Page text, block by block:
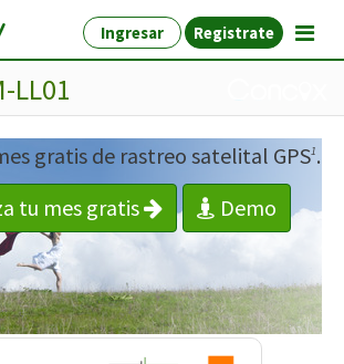
Ingresar Registrate
LL01
gratis de rastreo satelital GPS1.
tu mes gratis
Demo